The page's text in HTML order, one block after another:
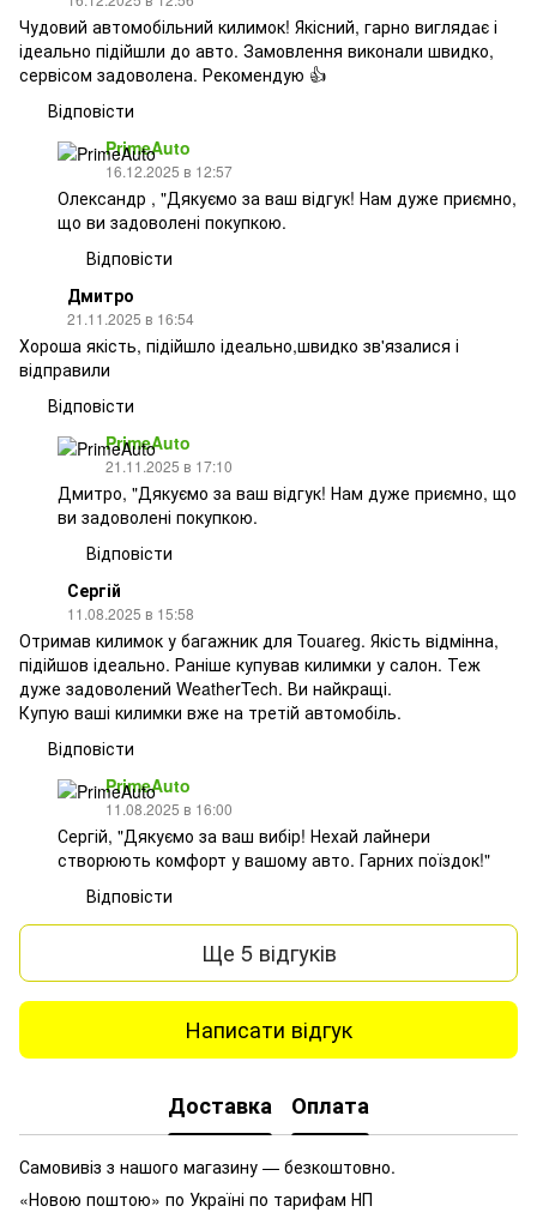
Чудовий автомобільний килимок! Якісний, гарно виглядає і
ідеально підійшли до авто. Замовлення виконали швидко,
сервісом задоволена. Рекомендую 👍
Відповісти
PrimeAuto
16.12.2025 в 12:57
Олександр , "Дякуємо за ваш відгук! Нам дуже приємно,
що ви задоволені покупкою.
Відповісти
Дмитро
21.11.2025 в 16:54
Хороша якість, підійшло ідеально,швидко зв'язалися і
відправили
Відповісти
PrimeAuto
21.11.2025 в 17:10
Дмитро, "Дякуємо за ваш відгук! Нам дуже приємно, що
ви задоволені покупкою.
Відповісти
Сергій
11.08.2025 в 15:58
Отримав килимок у багажник для Touareg. Якість відмінна,
підійшов ідеально. Раніше купував килимки у салон. Теж
дуже задоволений WeatherTech. Ви найкращі.
Купую ваші килимки вже на третій автомобіль.
Відповісти
PrimeAuto
11.08.2025 в 16:00
Сергій, "Дякуємо за ваш вибір! Нехай лайнери
створюють комфорт у вашому авто. Гарних поїздок!"
Відповісти
Ще 5 відгуків
Написати відгук
Доставка Оплата
Самовивіз з нашого магазину — безкоштовно.
«Новою поштою» по Україні по тарифам НП